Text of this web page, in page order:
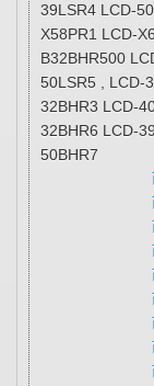
39LSR4 LCD-
X58PR1 LCD-
B32BHR500
50LSR5 , LCD-
32BHR3 LCD-
32BHR6 LCD-
50BHR7